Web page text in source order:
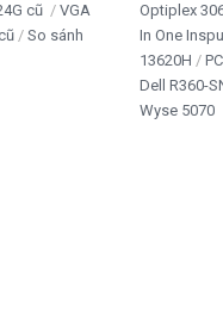
cũ
VGA
So sánh
Optiplex
In One
13620H
Dell R360-
Wyse 5070